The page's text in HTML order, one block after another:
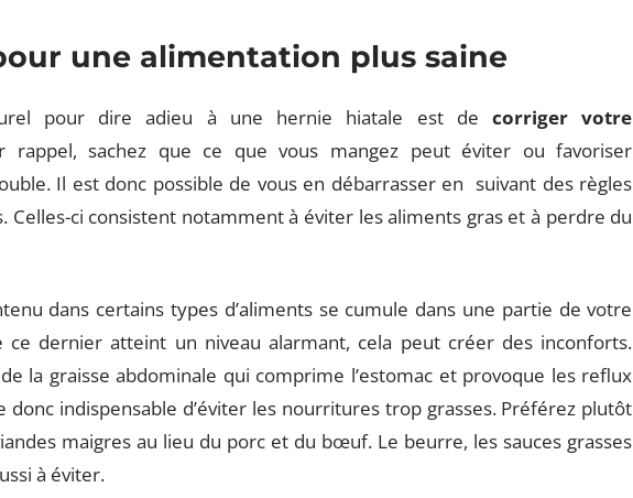
une alimentation plus saine
pour dire adieu à une hernie hiatale est decorriger votre
rappel, sachez que ce que vous mangez peut éviter ou favoriser
Il est donc possible de vous en débarrasser en suivant des règles
Celles-ci consistent notamment à éviter les aliments gras et à perdre du
dans certains types d’aliments se cumule dans une partie de votre
ce dernier atteint un niveau alarmant, cela peut créer des inconforts.
la graisse abdominale qui comprime l’estomac et provoque les reflux
donc indispensable d’éviter les nourritures trop grasses. Préférez plutôt
maigres au lieu du porc et du bœuf. Le beurre, les sauces grasses
à éviter.